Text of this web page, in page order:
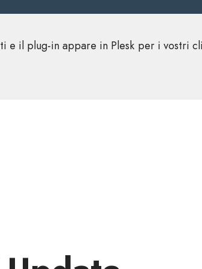
e il plug-in appare in Plesk per i vostri